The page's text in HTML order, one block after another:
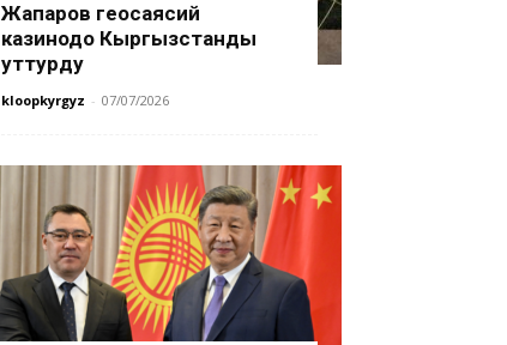
Жапаров геосаясий
казинодо Кыргызстанды
уттурду
kloopkyrgyz - 07/07/2026